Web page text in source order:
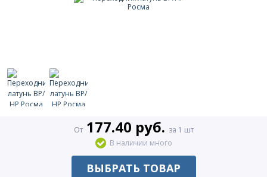
От177.40 руб. за 1 шт
В наличии много
ВЫБРАТЬ ТОВАР